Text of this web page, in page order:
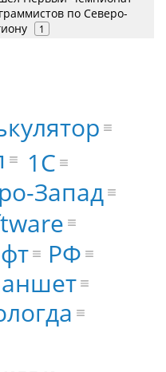
по Северо-
1
Запад
1С
РФ